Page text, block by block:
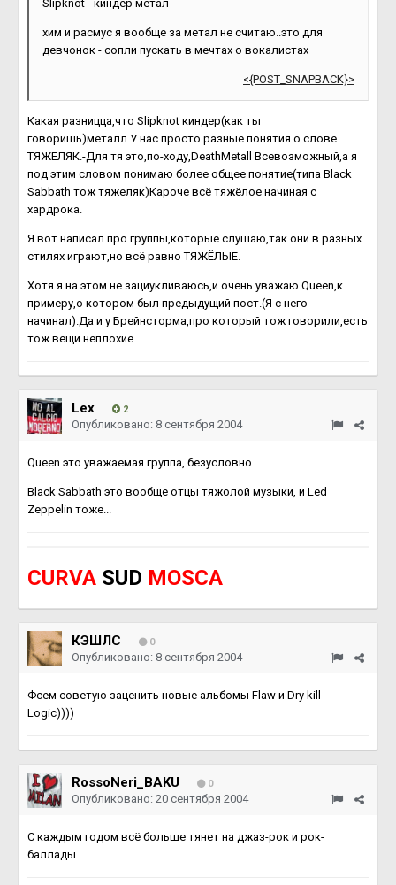
Slipknot - киндер метал
хим и расмус я вообще за метал не считаю..это для
девчонок - сопли пускать в мечтах о вокалистах
<{POST_SNAPBACK}>
Какая разницца,что Slipknot киндер(как ты
говоришь)металл.У нас просто разные понятия о слове
ТЯЖЕЛЯК.-Для тя это,по-ходу,DeathMetall Всевозможный,а я
под этим словом понимаю более общее понятие(типа Black
Sabbath тож тяжеляк)Кароче всё тяжёлое начиная с
хардрока.
Я вот написал про группы,которые слушаю,так они в разных
стилях играют,но всё равно ТЯЖЁЛЫЕ.
Хотя я на этом не зациукливаюсь,и очень уважаю Queen,к
примеру,о котором был предыдущий пост.(Я с него
начинал).Да и у Брейнсторма,про который тож говорили,есть
тож вещи неплохие.
Lex 2
Опубликовано: 8 сентября 2004
Queen это уважаемая группа, безусловно...
Black Sabbath это вообще отцы тяжолой музыки, и Led
Zeppelin тоже...
CURVA SUD MOSCA
КЭШЛС 0
Опубликовано: 8 сентября 2004
Фсем советую заценить новые альбомы Flaw и Dry kill
Logic))))
RossoNeri_BAKU 0
Опубликовано: 20 сентября 2004
С каждым годом всё больше тянет на джаз-рок и рок-
баллады...